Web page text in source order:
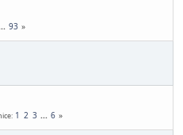
... 93
1 2 3 ... 6